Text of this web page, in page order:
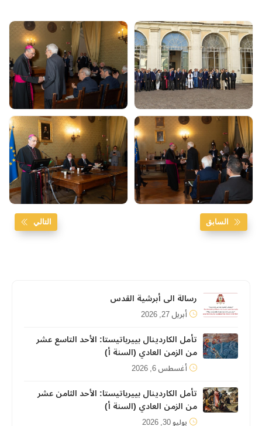
السابق التالي
رسالة الى أبرشية القدس
أبريل 27, 2026
تأمل الكاردينال بييرباتيستا: الأحد التاسع عشر
من الزمن العادي (السنة أ)
أغسطس 6, 2026
تأمل الكاردينال بييرباتيستا: الأحد الثامن عشر
من الزمن العادي (السنة أ)
يوليو 30, 2026